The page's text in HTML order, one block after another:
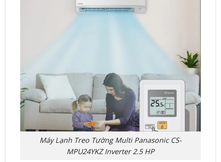
Máy Lạnh Treo Tường Multi Panasonic CS-
MPU24YKZ Inverter 2.5 HP